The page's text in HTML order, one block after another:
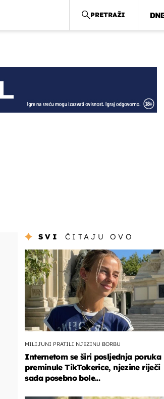
PRETRAŽI
SVI ČITAJU OVO
MILIJUNI PRATILI NJEZINU BORBU
Internetom se širi posljednja poruka
preminule TikTokerice, njezine riječi
sada posebno bole...